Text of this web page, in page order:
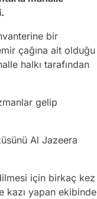
bir
çağına ait olduğu
halkı tarafından
gelip
Al Jazeera
için birkaç kez
kazı yapan ekibinde